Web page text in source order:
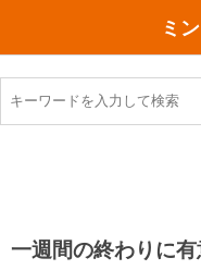
ミ
一週間の終わりに
TOEIC感想・結果
今日買った本
ご朱印帳めぐり
ファスティング
食べ物